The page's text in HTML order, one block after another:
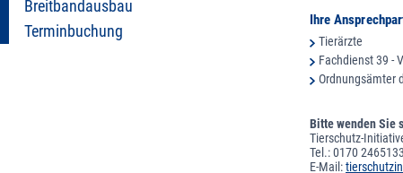
Breitbandausbau
Terminbuchung
Ihre
Tierärzte
Fachdienst 39 -
Ordnungsämter
Bitte wenden Sie
Tierschutz-
Tel.: 0170 2465133
E-Mail: